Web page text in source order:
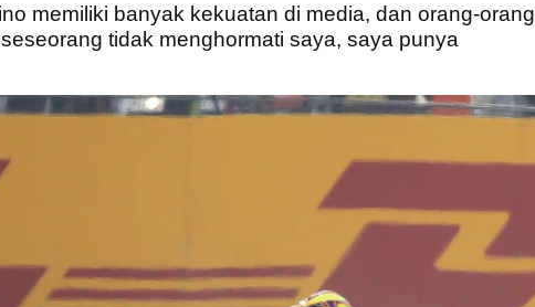
memiliki banyak kekuatan di media, dan orang-orang
tidak menghormati saya, saya punya